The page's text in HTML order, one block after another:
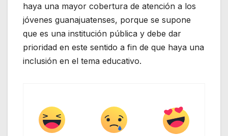
haya una mayor cobertura de atención a los
jóvenes guanajuatenses, porque se supone
que es una institución pública y debe dar
prioridad en este sentido a fin de que haya una
inclusión en el tema educativo.